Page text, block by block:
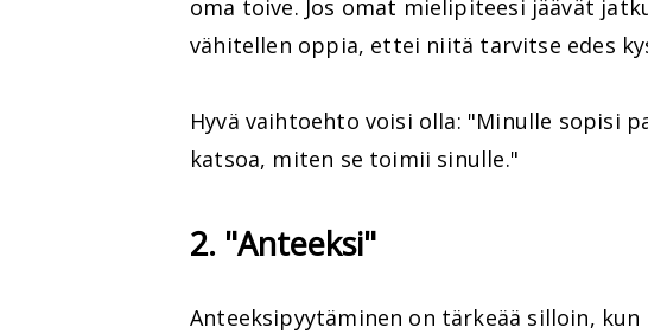
oma toive. Jos omat mielipiteesi jäävät
vähitellen oppia, ettei niitä tarvitse edes
Hyvä vaihtoehto voisi olla: "Minulle sopisi
katsoa, miten se toimii sinulle."
2. "Anteeksi"
Anteeksipyytäminen on tärkeää silloin,